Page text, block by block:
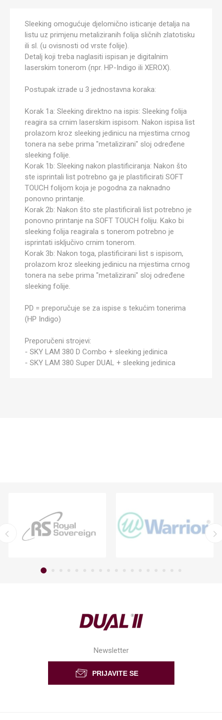
Sleeking omogućuje djelomično isticanje detalja na
listu uz primjenu metaliziranih folija sličnih zlatotisku
ili sl. (u ovisnosti od vrste folije).
Detalj koji treba naglasiti ispisan je digitalnim
laserskim tonerom (npr. HP-Indigo ili XEROX).
Postupak izrade u 3 jednostavna koraka:
Korak 1a: Sleeking direktno na ispis: Sleeking folija
reagira sa crnim laserskim ispisom. Nakon ispisa list
prolazom kroz sleeking jedinicu na mjestima crnog
tonera na sebe prima "metalizirani" sloj određene
sleeking folije.
Korak 1b: Sleeking nakon plastificiranja: Nakon što
ste isprintali list potrebno ga je plastificirati SOFT
TOUCH folijom koja je pogodna za naknadno
ponovno printanje.
Korak 2b: Nakon što ste plastificirali list potrebno je
ponovno printanje na SOFT TOUCH foliju. Kako bi
sleeking folija reagirala s tonerom potrebno je
isprintati isključivo crnim tonerom.
Korak 3b: Nakon toga, plastificirani list s ispisom,
prolazom kroz sleeking jedinicu na mjestima crnog
tonera na sebe prima "metalizirani" sloj određene
sleeking folije.
PD = preporučuje se za ispise s tekućim tonerima
(HP Indigo)
Preporučeni strojevi:
- SKY LAM 380 D Combo + sleeking jedinica
- SKY LAM 380 Super DUAL + sleeking jedinica
Newsletter